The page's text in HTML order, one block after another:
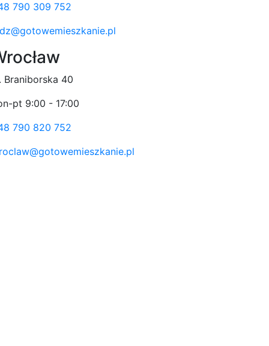
790 309 752
Braniborska 40
pt 9:00 - 17:00
790 820 752